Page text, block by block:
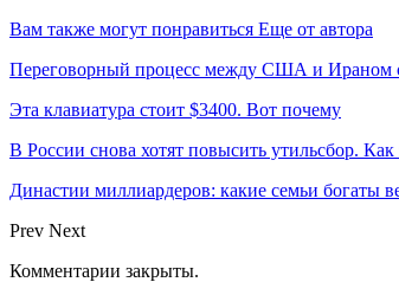
Вам также могут понравиться Еще от автора
Переговорный процесс между США и Ираном
Эта клавиатура стоит $3400. Вот почему
В России снова хотят повысить утильсбор.
Династии миллиардеров: какие семьи богаты
Prev Next
Комментарии закрыты.